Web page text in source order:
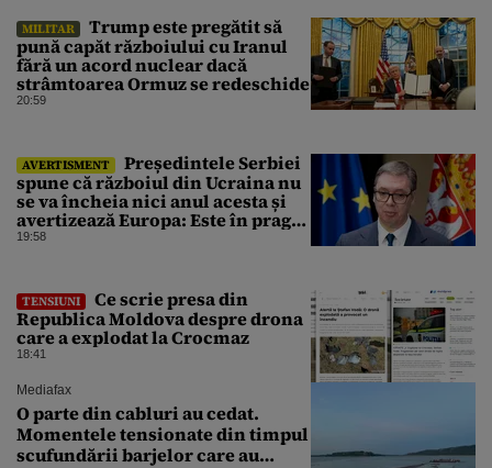
MILITAR
Trump este pregătit să
pună capăt războiului cu Iranul
fără un acord nuclear dacă
strâmtoarea Ormuz se redeschide
20:59
AVERTISMENT
⁠Președintele Serbiei
spune că războiul din Ucraina nu
se va încheia nici anul acesta și
avertizează Europa: Este în pragul
unui război la scară largă
19:58
TENSIUNI
Ce scrie presa din
Republica Moldova despre drona
care a explodat la Crocmaz
18:41
Mediafax
O parte din cabluri au cedat.
Momentele tensionate din timpul
scufundării barjelor care au